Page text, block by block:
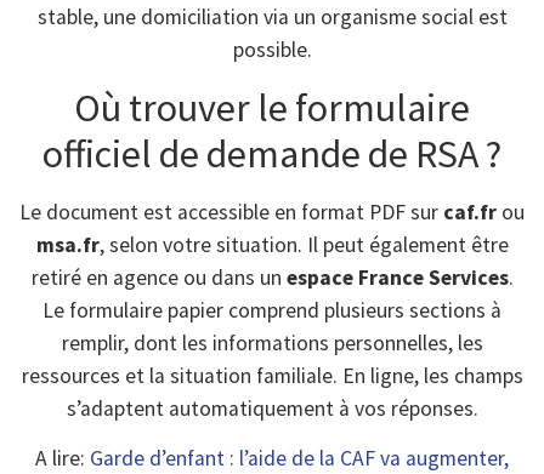
stable, une domiciliation via un organisme social est
possible.
Où trouver le formulaire
officiel de demande de RSA ?
Le document est accessible en format PDF sur caf.fr ou
msa.fr, selon votre situation. Il peut également être
retiré en agence ou dans un espace France Services.
Le formulaire papier comprend plusieurs sections à
remplir, dont les informations personnelles, les
ressources et la situation familiale. En ligne, les champs
s’adaptent automatiquement à vos réponses.
A lire: Garde d’enfant : l’aide de la CAF va augmenter,